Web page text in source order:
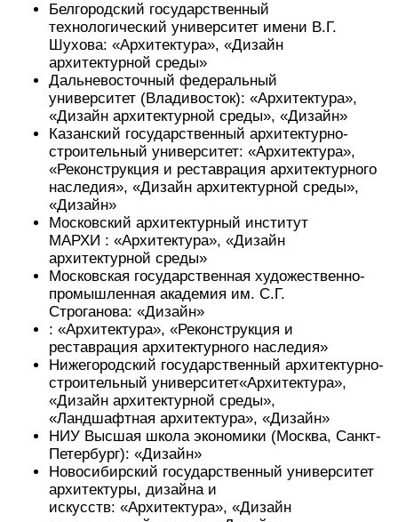
Белгородский государственный
технологический университет имени В.Г.
Шухова: «Архитектура», «Дизайн
архитектурной среды»
Дальневосточный федеральный
университет (Владивосток): «Архитектура»,
«Дизайн архитектурной среды», «Дизайн»
Казанский государственный архитектурно-
строительный университет: «Архитектура»,
«Реконструкция и реставрация архитектурного
наследия», «Дизайн архитектурной среды»,
«Дизайн»
Московский архитектурный институт
МАРХИ : «Архитектура», «Дизайн
архитектурной среды»
Московская государственная художественно-
промышленная академия им. С.Г.
Строганова: «Дизайн»
: «Архитектура», «Реконструкция и
реставрация архитектурного наследия»
Нижегородский государственный архитектурно-
строительный университет«Архитектура»,
«Дизайн архитектурной среды»,
«Ландшафтная архитектура», «Дизайн»
НИУ Высшая школа экономики (Москва, Санкт-
Петербург): «Дизайн»
Новосибирский государственный университет
архитектуры, дизайна и
искусств: «Архитектура», «Дизайн